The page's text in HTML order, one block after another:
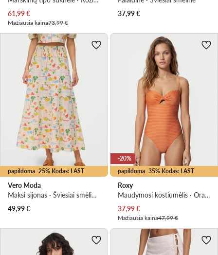
Dabartinė kaina
61,99€
Mažiausia kaina73,99 €
37,99€
papildoma -25% Kodas: LAST
Vero Moda
Maksi sijonas · Šviesiai smėlinė · Maksi
49,99€
papildoma -35% Kodas: LAST
-20%
Roxy
Maudymosi kostiumėlis · Oranžinė
Dabartinė kaina
37,99€
Mažiausia kaina47,99 €